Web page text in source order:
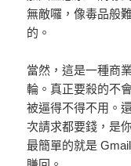
無敵囉，像毒品般
的。
當然，這是一種商
輪。真正要殺的不
被逼得不得不用。
次請求都要錢，是
最簡單的就是